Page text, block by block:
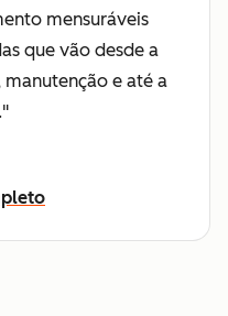
mensuráveis
que vão desde a
e até a